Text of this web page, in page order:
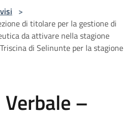
>
di titolare per la gestione di
da attivare nella stagione
di Selinunte per la stagione
–